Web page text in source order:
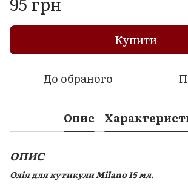
Купити
До обраного
Опис
ОПИС
Олія для кутикули Milano 15 мл.